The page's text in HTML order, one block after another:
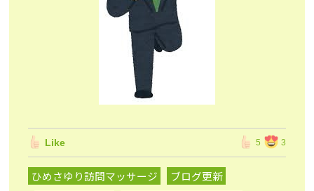
Like 5 3
ひめさゆり訪問マッサージ
ブログ更新